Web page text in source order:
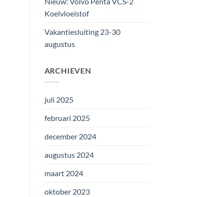
Koelvloeistof
Vakantiesluiting 23-30
augustus
ARCHIEVEN
juli 2025
februari 2025
december 2024
augustus 2024
maart 2024
oktober 2023